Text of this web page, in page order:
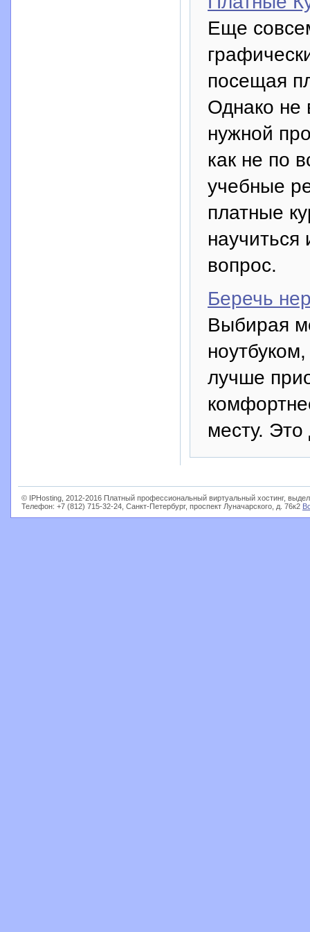
Еще
посещая
Однако не
нужной
как не по
учебные
платные
вопрос.
Беречь
Выбирая
лучше
месту. Это
© IPHosting, 2012-2016 Платный профессиональный виртуальный хостинг,
Телефон: +7 (812) 715-32-24, Санкт-Петербург, проспект Луначарского, д. 76к2